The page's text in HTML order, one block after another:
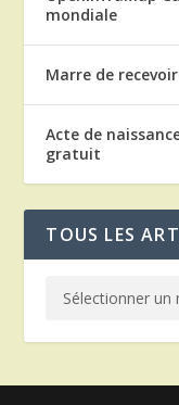
mondiale
Marre de
Acte de
gratuit
TOUS LES